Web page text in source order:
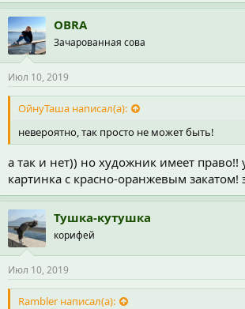
OBRA
Зачарованная сова
Июл 10, 2019
ОйнуТаша написал(а):
невероятно, так просто не может быть!
а так и нет)) но художник имеет право!!
картинка с красно-оранжевым закатом!
Тушка-кутушка
корифей
Июл 10, 2019
Rambler написал(а):